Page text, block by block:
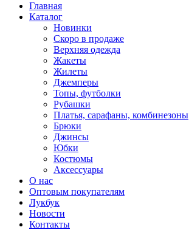
Главная
Каталог
Новинки
Скоро в продаже
Верхняя одежда
Жакеты
Жилеты
Джемперы
Топы, футболки
Рубашки
Платья, сарафаны, комбинезоны
Брюки
Джинсы
Юбки
Костюмы
Аксессуары
О нас
Оптовым покупателям
Лукбук
Новости
Контакты